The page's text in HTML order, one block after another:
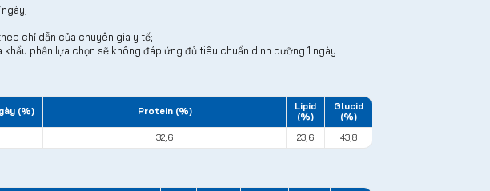
chỉ dẫn của chuyên gia y tế;
phần lựa chọn sẽ không đáp ứng đủ tiêu chuẩn dinh dưỡng 1 ngày.
(%) Protein (%)
Lipid
(%)
Glucid
(%)
32,6 23,6 43,8